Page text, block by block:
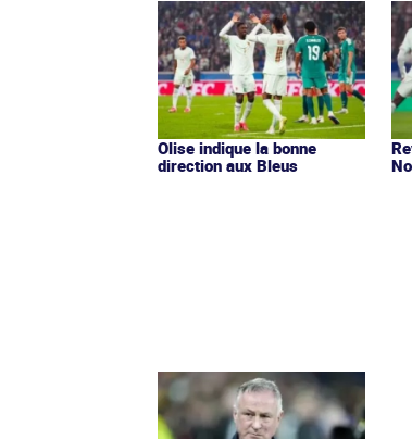
Olise indique la bonne
direction aux Bleus